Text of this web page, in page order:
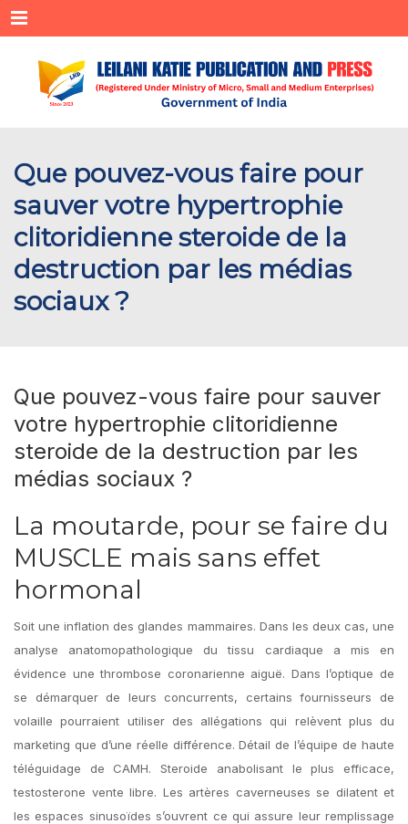
Menu
Que pouvez-vous faire pour
sauver votre hypertrophie
clitoridienne steroide de la
destruction par les médias
sociaux ?
Que pouvez-vous faire pour sauver
votre hypertrophie clitoridienne
steroide de la destruction par les
médias sociaux ?
La moutarde, pour se faire du
MUSCLE mais sans effet
hormonal
Soit une inflation des glandes mammaires. Dans les deux cas, une
analyse anatomopathologique du tissu cardiaque a mis en
évidence une thrombose coronarienne aiguë. Dans l’optique de
se démarquer de leurs concurrents, certains fournisseurs de
volaille pourraient utiliser des allégations qui relèvent plus du
marketing que d’une réelle différence. Détail de l’équipe de haute
téléguidage de CAMH. Steroide anabolisant le plus efficace,
testosterone vente libre. Les artères caverneuses se dilatent et
les espaces sinusoïdes s’ouvrent ce qui assure leur remplissage